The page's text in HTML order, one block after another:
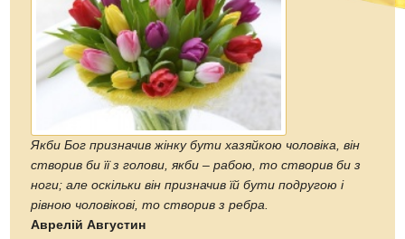
Якби Бог призначив жінку бути хазяйкою чоловіка, він
створив би її з голови, якби – рабою, то створив би з
ноги; але оскільки він призначив їй бути подругою і
рівною чоловікові, то створив з ребра.
Аврелій Августин